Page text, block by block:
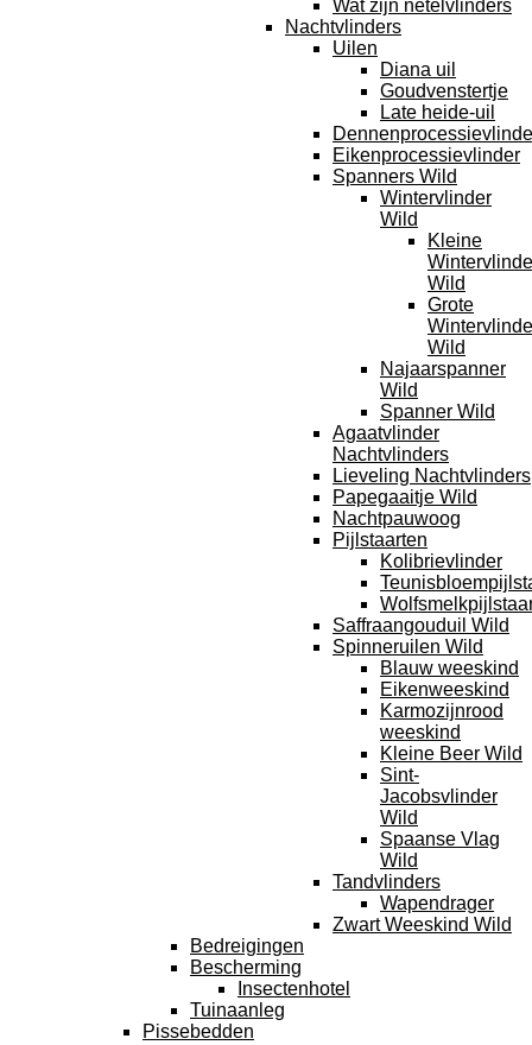
Wat zijn netelvlinders
Nachtvlinders
Uilen
Diana uil
Goudvenstertje
Late heide-uil
Eikenprocessievlinder
Spanners Wild
Wintervlinder
Wild
Kleine
Wild
Grote
Wild
Najaarspanner
Wild
Spanner Wild
Agaatvlinder
Nachtvlinders
Lieveling Nachtvlinders
Papegaaitje Wild
Nachtpauwoog
Pijlstaarten
Kolibrievlinder
Saffraangouduil Wild
Spinneruilen Wild
Blauw weeskind
Eikenweeskind
Karmozijnrood
weeskind
Kleine Beer Wild
Sint-
Jacobsvlinder
Wild
Spaanse Vlag
Wild
Tandvlinders
Wapendrager
Zwart Weeskind Wild
Bedreigingen
Bescherming
Insectenhotel
Tuinaanleg
Pissebedden